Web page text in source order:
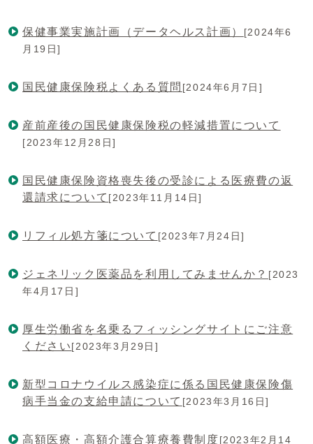
保健事業実施計画（データヘルス計画）
[2024年6
月19日]
国民健康保険税よくある質問 [2024年6月7日]
産前産後の国民健康保険税の軽減措置について
[2023年12月28日]
国民健康保険資格喪失後の受診による医療費の返
還請求について [2023年11月14日]
リフィル処方箋について [2023年7月24日]
ジェネリック医薬品を利用してみませんか？ [2023
年4月17日]
厚生労働省を名乗るフィッシングサイトにご注意
ください[2023年3月29日]
新型コロナウイルス感染症に係る国民健康保険傷
病手当金の支給申請について [2023年3月16日]
高額医療・高額介護合算療養費制度[2023年2月14